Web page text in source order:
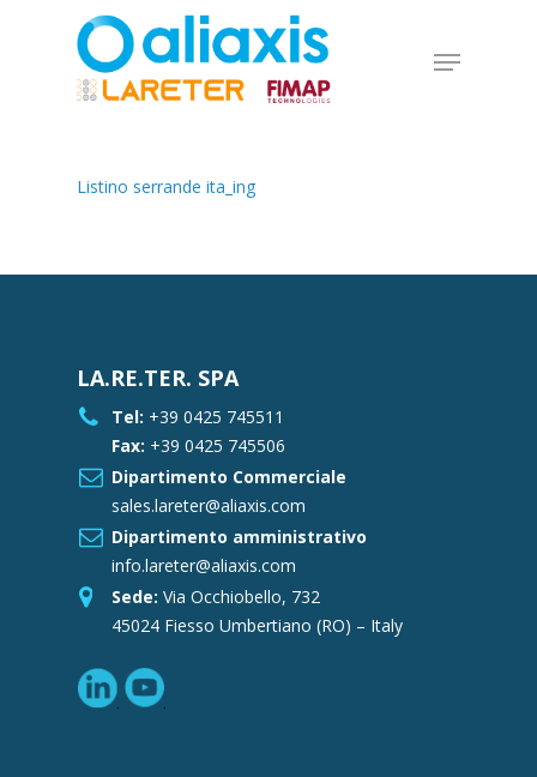
Menu
Listino serrande ita_ing
LA.RE.TER. SPA
Tel: +39 0425 745511
Fax: +39 0425 745506
Dipartimento Commerciale
sales.lareter@aliaxis.com
Dipartimento amministrativo
info.lareter@aliaxis.com
Sede: Via Occhiobello, 732
45024 Fiesso Umbertiano (RO) – Italy